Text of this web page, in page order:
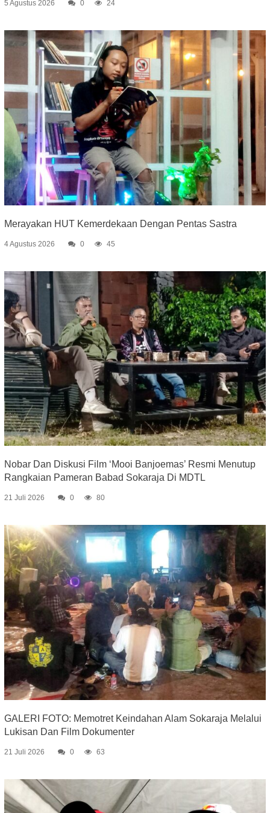
5 Agustus 2026 0 24
Merayakan HUT Kemerdekaan Dengan Pentas Sastra
4 Agustus 2026 0 45
Nobar Dan Diskusi Film ‘Mooi Banjoemas’ Resmi Menutup
Rangkaian Pameran Babad Sokaraja Di MDTL
21 Juli 2026 0 80
GALERI FOTO: Memotret Keindahan Alam Sokaraja Melalui
Lukisan Dan Film Dokumenter
21 Juli 2026 0 63